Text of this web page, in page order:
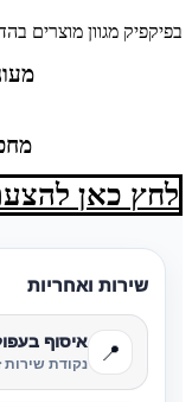
בפיקפיק מגוון מוצרים
לחץ כאן
שירות ואחריות
📍 איסוף
נקודת שירות